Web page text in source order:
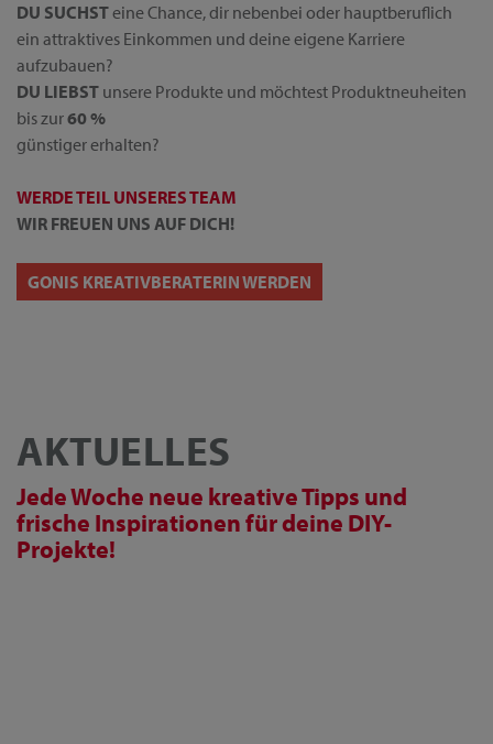
DU SUCHSTeine Chance, dir nebenbei oder hauptberuflich
ein attraktives Einkommen und deine eigene Karriere
aufzubauen?
DU LIEBST unsere Produkte und möchtest Produktneuheiten
bis zur60 %
günstiger erhalten?
WERDE TEIL UNSERES TEAM
WIR FREUEN UNS AUF DICH!
GONIS KREATIVBERATERIN WERDEN
AKTUELLES
Jede Woche neue kreative Tipps und
frische Inspirationen für deine DIY-
Projekte!